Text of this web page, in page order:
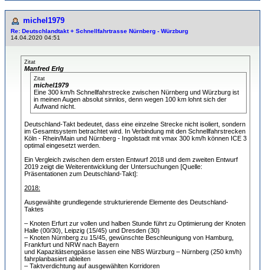
michel1979
Re: Deutschlandtakt + Schnellfahrtrasse Nürnberg - Würzburg
14.04.2020 04:51
Zitat
Manfred Erlg
Zitat
michel1979
Eine 300 km/h Schnellfahrstrecke zwischen Nürnberg und Würzburg ist
in meinen Augen absolut sinnlos, denn wegen 100 km lohnt sich der
Aufwand nicht.
Deutschland-Takt bedeutet, dass eine einzelne Strecke nicht isoliert, sondern
im Gesamtsystem betrachtet wird. In Verbindung mit den Schnellfahrstrecken
Köln - Rhein/Main und Nürnberg - Ingolstadt mit vmax 300 km/h können ICE 3
optimal eingesetzt werden.
Ein Vergleich zwischen dem ersten Entwurf 2018 und dem zweiten Entwurf
2019 zeigt die Weiterentwicklung der Untersuchungen [Quelle:
Präsentationen zum Deutschland-Takt]:
2018:
Ausgewählte grundlegende strukturierende Elemente des Deutschland-
Taktes
– Knoten Erfurt zur vollen und halben Stunde führt zu Optimierung der Knoten
Halle (00/30), Leipzig (15/45) und Dresden (30)
– Knoten Nürnberg zu 15/45, gewünschte Beschleunigung von Hamburg,
Frankfurt und NRW nach Bayern
und Kapazitätsengpässe lassen eine NBS Würzburg – Nürnberg (250 km/h)
fahrplanbasiert ableiten
– Taktverdichtung auf ausgewählten Korridoren